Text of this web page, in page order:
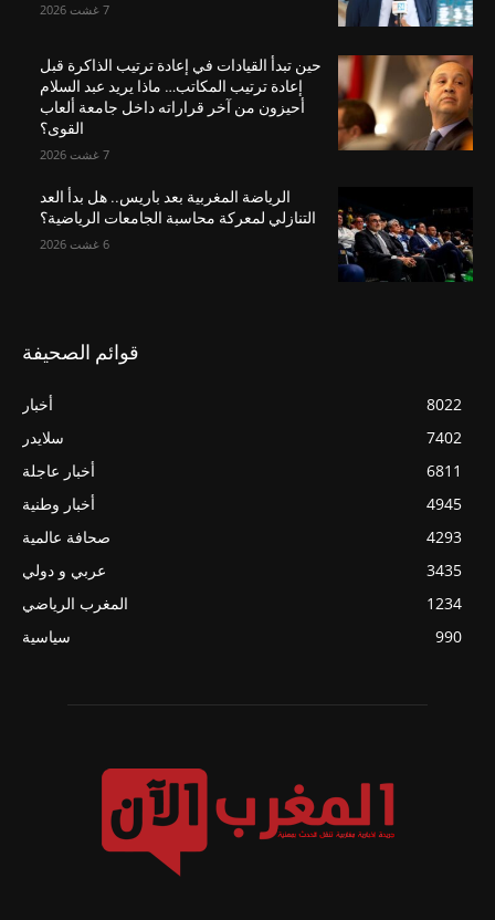
7 غشت 2026
حين تبدأ القيادات في إعادة ترتيب الذاكرة قبل
إعادة ترتيب المكاتب… ماذا يريد عبد السلام
أحيزون من آخر قراراته داخل جامعة ألعاب
القوى؟
7 غشت 2026
الرياضة المغربية بعد باريس.. هل بدأ العد
التنازلي لمعركة محاسبة الجامعات الرياضية؟
6 غشت 2026
قوائم الصحيفة
أخبار
8022
سلايدر
7402
أخبار عاجلة
6811
أخبار وطنية
4945
صحافة عالمية
4293
عربي و دولي
3435
المغرب الرياضي
1234
سياسية
990